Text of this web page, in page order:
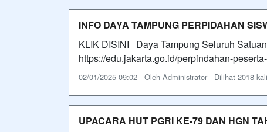
INFO DAYA TAMPUNG PERPIDAHAN
KLIK DISINI Daya Tampung Seluruh
https://edu.jakarta.go.id/perpindahan-
02/01/2025 09:02 - Oleh Administrator - Dilihat 2018 kali
UPACARA HUT PGRI KE-79 DAN HGN